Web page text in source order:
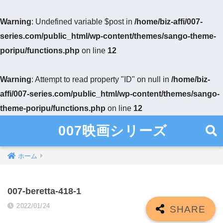
Warning: Undefined variable $post in /home/biz-affi/007-
series.com/public_html/wp-content/themes/sango-theme-
poripu/functions.php on line 12
Warning: Attempt to read property "ID" on null in /home/biz-
affi/007-series.com/public_html/wp-content/themes/sango-
theme-poripu/functions.php on line 12
007映画シリーズ
ホーム
007-beretta-418-1
2022/01/24